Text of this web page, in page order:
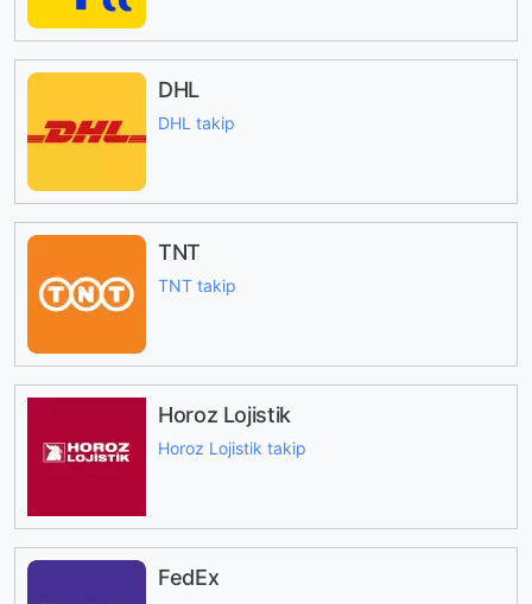
DHL
DHL takip
TNT
TNT takip
Horoz Lojistik
Horoz Lojistik takip
FedEx